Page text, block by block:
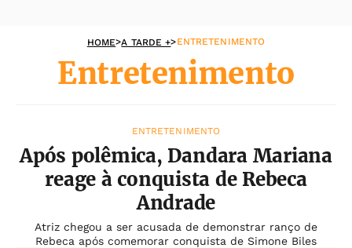
HOME>A TARDE +>ENTRETENIMENTO
Entretenimento
ENTRETENIMENTO
Após polêmica, Dandara Mariana
reage à conquista de Rebeca
Andrade
Atriz chegou a ser acusada de demonstrar ranço de
Rebeca após comemorar conquista de Simone Biles